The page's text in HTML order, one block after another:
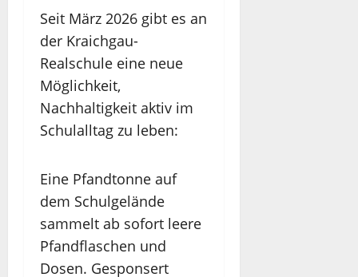
Seit März 2026 gibt es an
der Kraichgau-
Realschule eine neue
Möglichkeit,
Nachhaltigkeit aktiv im
Schulalltag zu leben:
Eine Pfandtonne auf
dem Schulgelände
sammelt ab sofort leere
Pfandflaschen und
Dosen. Gesponsert